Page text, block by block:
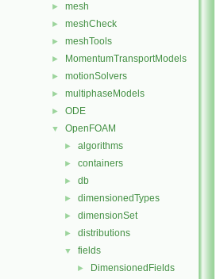
► mesh
► meshCheck
► meshTools
► MomentumTransportModels
► motionSolvers
► multiphaseModels
► ODE
▼ OpenFOAM
► algorithms
► containers
► db
► dimensionedTypes
► dimensionSet
► distributions
▼ fields
► DimensionedFields